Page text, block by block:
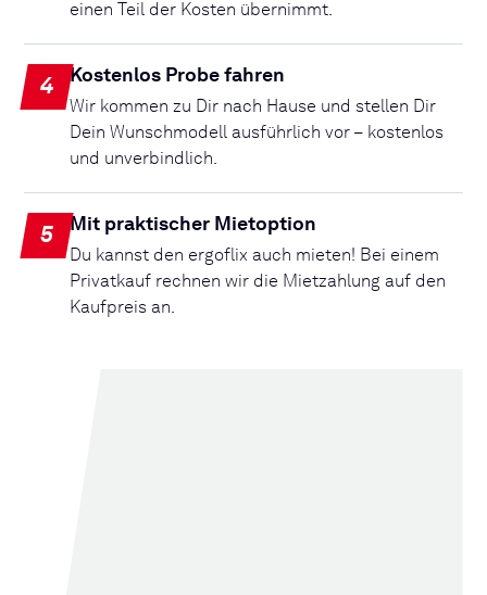
einen Teil der Kosten übernimmt.
4 Kostenlos Probe fahren
Wir kommen zu Dir nach Hause und stellen Dir
Dein Wunschmodell ausführlich vor – kostenlos
und unverbindlich.
5 Mit praktischer Mietoption
Du kannst den ergoflix auch mieten! Bei einem
Privatkauf rechnen wir die Mietzahlung auf den
Kaufpreis an.